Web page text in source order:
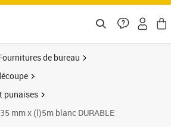
de bureau
punaises
mm x (l)5m blanc DURABLE